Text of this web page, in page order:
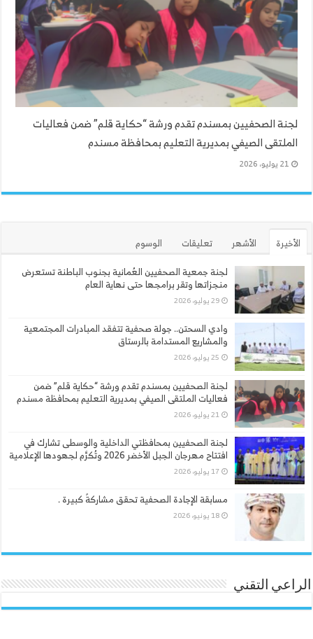
لجنة الصحفيين بمسندم تقدم ورشة “حكاية قلم” ضمن فعاليات
الملتقى الصيفي بمديرية التعليم بمحافظة مسندم
21 يوليو، 2026
الأخيرة الأشهر تعليقات
الوسوم
لجنة جمعية الصحفيين العُمانية بجنوب الباطنة تستعرض
منجزاتها وتقر برامجها حتى نهاية العام
29 يوليو، 2026
وادي السحتن.. جولة صحفية تتفقد المبادرات المجتمعية
والمشاريع المستدامة بالرستاق
25 يوليو، 2026
لجنة الصحفيين بمسندم تقدم ورشة “حكاية قلم” ضمن
فعاليات الملتقى الصيفي بمديرية التعليم بمحافظة مسندم
21 يوليو، 2026
لجنة الصحفيين بمحافظتي الداخلية والوسطى تشارك في
افتتاح مهرجان الجبل الأخضر 2026 وتُكرَّم لجهودها الإعلامية
17 يوليو، 2026
مسابقة الإجادة الصحفية تحقق مشاركةً كبيرة .
18 يونيو، 2026
الراعي التقني